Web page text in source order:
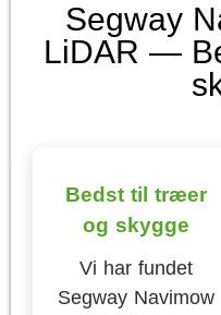
Segway
LiDAR —
Bedst til træer
og skygge
Vi har fundet
Segway Navimow